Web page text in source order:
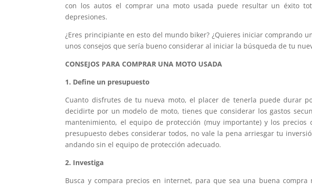
con los autos el comprar una moto usada puede resultar un éxito
depresiones.
¿Eres principiante en esto del mundo biker? ¿Quieres iniciar comprando
unos consejos que sería bueno considerar al iniciar la búsqueda de tu
CONSEJOS PARA COMPRAR UNA MOTO USADA
1. Define un presupuesto
Cuanto disfrutes de tu nueva moto, el placer de tenerla puede durar
decidirte por un modelo de moto, tienes que considerar los gastos
mantenimiento, el equipo de protección (muy importante) y los precios
presupuesto debes considerar todos, no vale la pena arriesgar tu
andando sin el equipo de protección adecuado.
2. Investiga
Busca y compara precios en internet, para que sea una buena compra